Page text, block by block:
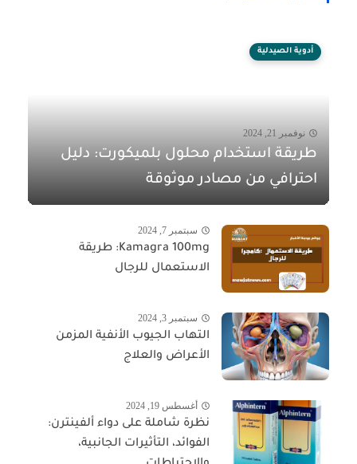
أدوية الصيدلية
نوفمبر 21, 2024
طريقة استخدام محلول بلميكورت: دليل
احترافي من مصادر موثوقة
سبتمبر 7, 2024
Kamagra 100mg: طريقة
الاستعمال للرجال
سبتمبر 3, 2024
التهاب الجيوب الأنفية المزمن
الأعراض والعلاج
أغسطس 19, 2024
نظرة شاملة على دواء ألفينترن:
الفوائد، التأثيرات الجانبية،